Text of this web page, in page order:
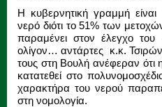
Η κυβερνητική γραμμή είναι
νερό διότι το 51% των
παραμένει στον έλεγχο του
ολίγον… αντάρτες κ.κ.
τους στη Βουλή ανέφεραν ότι
κατατεθεί στο
χαρακτήρα του νερού
στη νομολογία.